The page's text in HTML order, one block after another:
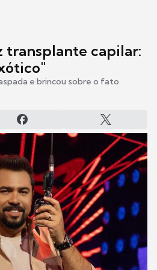
transplante capilar:
e brincou sobre o fato